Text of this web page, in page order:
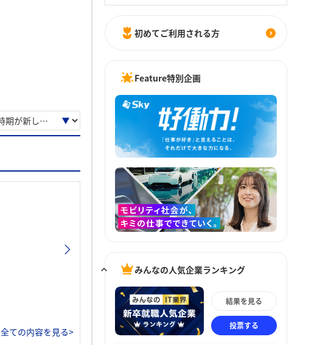
全ての内容を見る>
初めてご利用される方
Feature特別企画
みんなの人気企業ランキング
結果を見る
投票する